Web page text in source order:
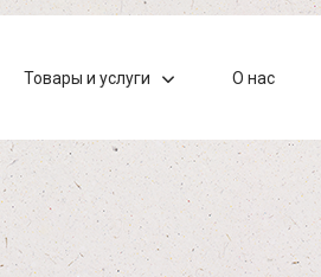
Товары и услуги О нас